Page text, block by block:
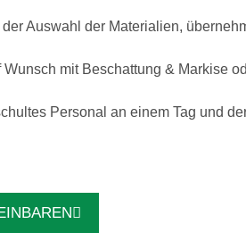
Auswahl der Materialien,
mit Beschattung & Markise
Personal an einem Tag und